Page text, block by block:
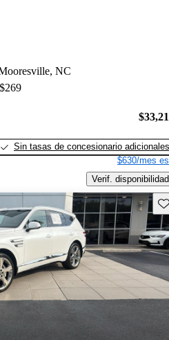
NC
Sin tasas de concesionario adicionales
$630/mes
Verif. disponibilidad